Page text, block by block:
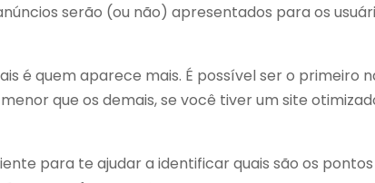
serão (ou não) apresentados para os
é quem aparece mais. É possível ser o primeiro
que os demais, se você tiver um site
para te ajudar a identificar quais são os